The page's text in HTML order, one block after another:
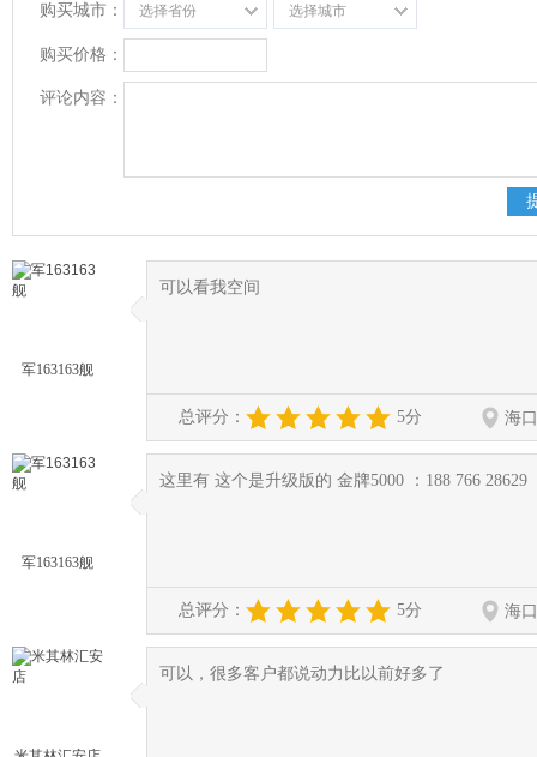
购买城市： 选择省份 选择城市
购买价格：
评论内容：
军163163舰
◆
◆ 可以看我空间
总评分： 5分 海
军163163舰
◆
◆ 这里有 这个是升级版的 金牌5000 ：188 766 28629
总评分： 5分 海
◆
◆ 可以，很多客户都说动力比以前好多了